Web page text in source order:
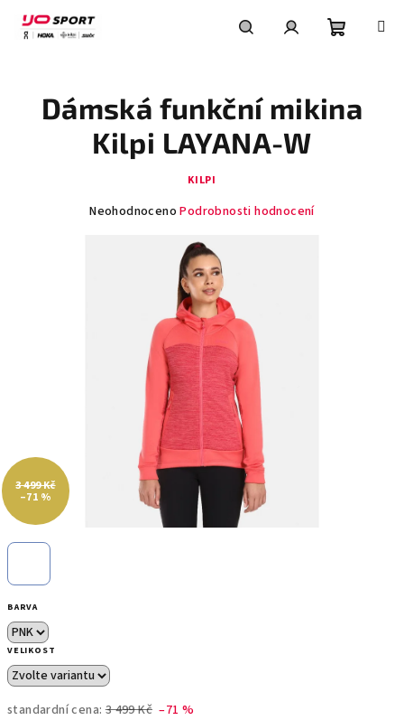
obsah
košík
BARVA
VELIKOST
standardní cena: 3 499 Kč –71 %
Dámská funkční mikina
Kilpi LAYANA-W
KILPI
Průměrné
hvězdiček.
Neohodnoceno Podrobnosti hodnocení
3 499 Kč
–71 %